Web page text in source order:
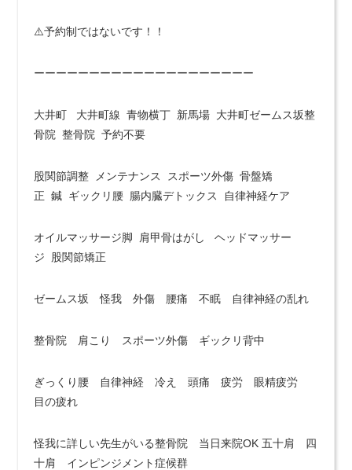
⚠️予約制ではないです！！
ーーーーーーーーーーーーーーーーーーーー
大井町 大井町線 青物横丁 新馬場 大井町ゼームス坂整
骨院 整骨院 予約不要
股関節調整 メンテナンス スポーツ外傷 骨盤矯
正 鍼 ギックリ腰 腸内臓デトックス 自律神経ケア
オイルマッサージ脚 肩甲骨はがし ヘッドマッサー
ジ 股関節矯正
ゼームス坂 怪我 外傷 腰痛 不眠 自律神経の乱れ
整骨院 肩こり スポーツ外傷 ギックリ背中
ぎっくり腰 自律神経 冷え 頭痛 疲労 眼精疲労
目の疲れ
怪我に詳しい先生がいる整骨院 当日来院OK 五十肩 四
十肩 インピンジメント症候群